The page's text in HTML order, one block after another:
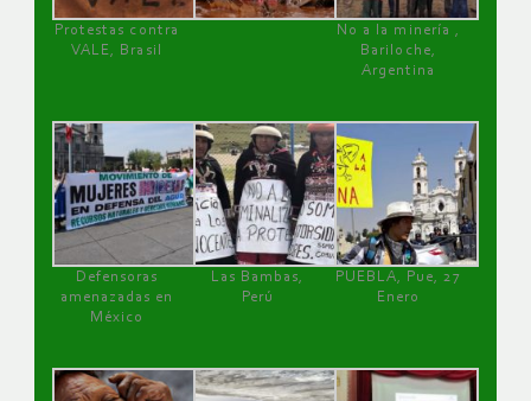
Protestas contra
VALE, Brasil
No a la minería ,
Bariloche,
Argentina
Defensoras
amenazadas en
México
Las Bambas,
Perú
PUEBLA, Pue, 27
Enero